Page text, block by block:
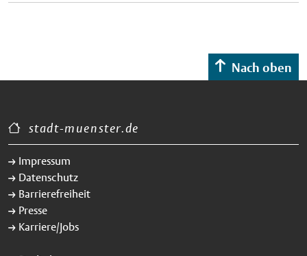
Nach oben
stadt-muenster.de
Impressum
Datenschutz
Barrierefreiheit
Presse
Karriere/Jobs